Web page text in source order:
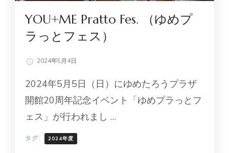
YOU+ME Pratto Fes. （ゆめプ
ラっとフェス）
2024年5月4日
2024年5月5日（日）にゆめたろうプラザ
開館20周年記念イベント「ゆめプラっとフ
ェス」が行われまし …
タグ: 2024年度